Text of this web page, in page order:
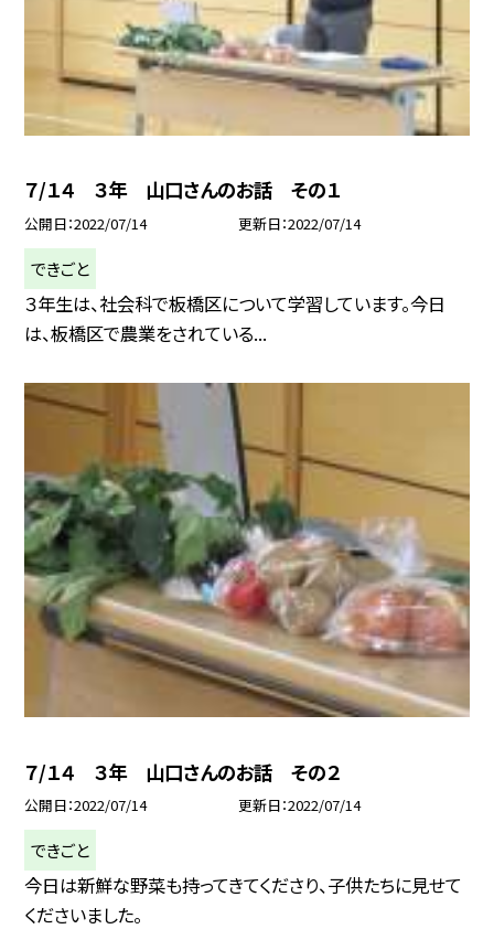
７/１４ ３年 山口さんのお話 その１
公開日 2022/07/14 更新日 2022/07/14
できごと
３年生は、社会科で板橋区について学習しています。今日
は、板橋区で農業をされている...
７/１４ ３年 山口さんのお話 その２
公開日 2022/07/14 更新日 2022/07/14
できごと
今日は新鮮な野菜も持ってきてくださり、子供たちに見せて
くださいました。